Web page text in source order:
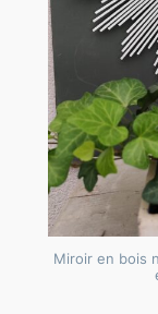
Miroir en bois